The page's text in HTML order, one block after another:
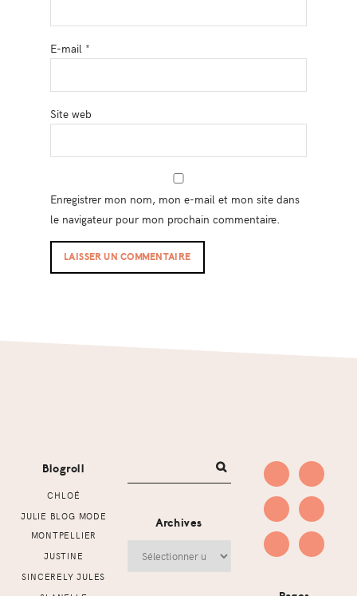
E-mail *
Site web
Enregistrer mon nom, mon e-mail et mon site dans
le navigateur pour mon prochain commentaire.
Blogroll
CHLOÉ
JULIE BLOG MODE
MONTPELLIER
JUSTINE
SINCERELY JULES
Archives